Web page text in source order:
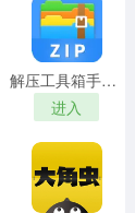
解压工具箱手机最新版
进入